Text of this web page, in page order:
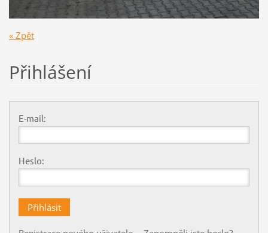
« Zpět
Přihlášení
E-mail:
Heslo: